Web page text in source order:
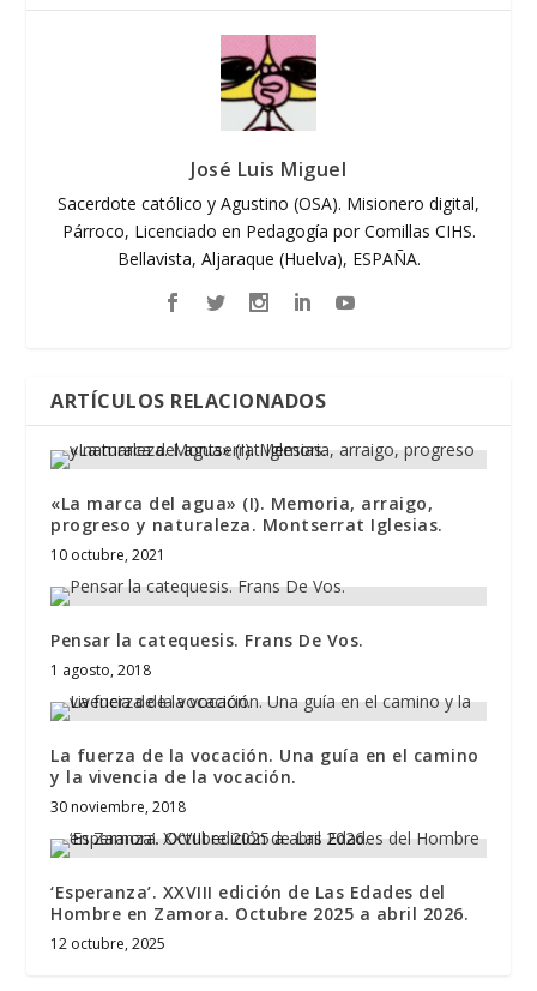
José Luis Miguel
Sacerdote católico y Agustino (OSA). Misionero digital,
Párroco, Licenciado en Pedagogía por Comillas CIHS.
Bellavista, Aljaraque (Huelva), ESPAÑA.
ARTÍCULOS RELACIONADOS
«La marca del agua» (I). Memoria, arraigo,
progreso y naturaleza. Montserrat Iglesias.
10 octubre, 2021
Pensar la catequesis. Frans De Vos.
1 agosto, 2018
La fuerza de la vocación. Una guía en el camino
y la vivencia de la vocación.
30 noviembre, 2018
‘Esperanza’. XXVIII edición de Las Edades del
Hombre en Zamora. Octubre 2025 a abril 2026.
12 octubre, 2025